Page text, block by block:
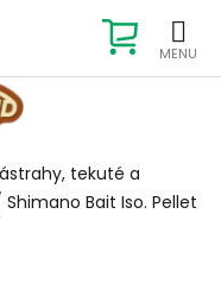
KOŠÍK
tekuté a
Shimano Bait Iso. Pellet